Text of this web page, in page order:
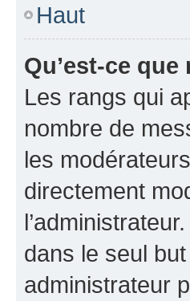
Haut
Qu’est-ce
Les rangs qui
nombre de
les
directement
dans le seul
administrateur